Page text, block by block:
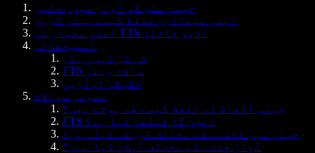
چینی متن کو آواز میں بدلیں
اپنی مینڈارن تلفظ کیسے بہتر کریں
اعلی معیار کی TTS آڈیو فائلز
اسپیچفائی
ٹی ٹی ایس ریڈر
TTS سافٹ ویئر
حقیقی آوازیں
عمومی سوالات
چینی الفاظ کے تلفظ کیسے طے ہوتے ہیں؟
TTS انجن کا فنکشن کیا ہے؟
چینی میں لکھنے کے مختلف طریقے کیا ہیں؟
آواز چننے کے مختلف آپشن کیا ہیں؟